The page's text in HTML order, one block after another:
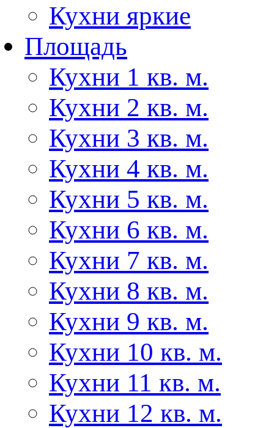
Кухни яркие
Площадь
Кухни 1 кв. м.
Кухни 2 кв. м.
Кухни 3 кв. м.
Кухни 4 кв. м.
Кухни 5 кв. м.
Кухни 6 кв. м.
Кухни 7 кв. м.
Кухни 8 кв. м.
Кухни 9 кв. м.
Кухни 10 кв. м.
Кухни 11 кв. м.
Кухни 12 кв. м.